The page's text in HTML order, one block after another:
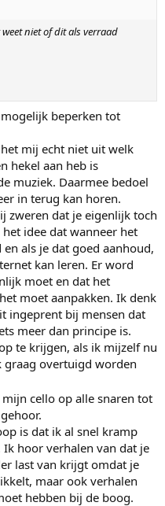
niet of dit als verraad
beperken tot
mij echt niet uit welk
hekel aan heb is
muziek. Daarmee bedoel
in terug kan horen.
zweren dat je eigenlijk toch
idee dat wanneer het
als je dat goed aanhoud,
kan leren. Er word
moet en dat het
moet aanpakken. Ik denk
ingeprent bij mensen dat
meer dan principe is.
te krijgen, als ik mijzelf nu
graag overtuigd worden
cello op alle snaren tot
is dat ik al snel kramp
hoor verhalen van dat je
last van krijgt omdat je
maar ook verhalen
hebben bij de boog.